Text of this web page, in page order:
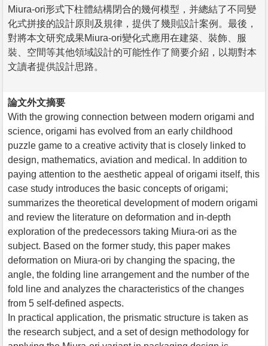
Miura-ori形式下柱體結構閉合的幾何模型，并總結了不同變
化式拼接的設計原則及規律，提供了幾則設計案例。最後，
對將本文研究成果Miura-ori變化式應用在建築、裝飾、服
裝、空間等其他領域設計的可能性作了簡要介紹，以期對本
文讀者提供設計思路。
論文外文摘要
With the growing connection between modern origami and
science, origami has evolved from an early childhood
puzzle game to a creative activity that is closely linked to
design, mathematics, aviation and medical. In addition to
paying attention to the aesthetic appeal of origami itself, this
case study introduces the basic concepts of origami;
summarizes the theoretical development of modern origami
and review the literature on deformation and in-depth
exploration of the predecessors taking Miura-ori as the
subject. Based on the former study, this paper makes
deformation on Miura-ori by changing the spacing, the
angle, the folding line arrangement and the number of the
fold line and analyzes the characteristics of the changes
from 5 self-defined aspects.
In practical application, the prismatic structure is taken as
the research subject, and a set of design methodology for